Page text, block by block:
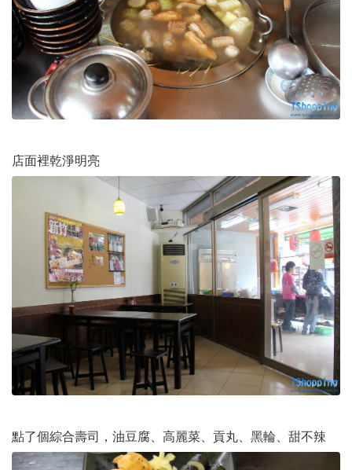
店面裡乾淨明亮
點了個綜合壽司，油豆腐、高麗菜、貢丸、黑輪、甜不辣